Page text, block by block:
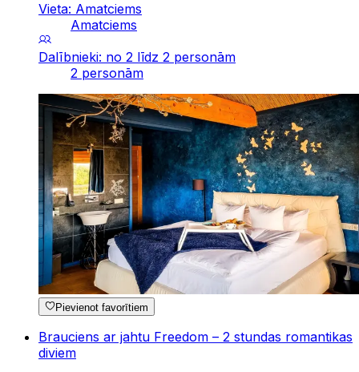
Vieta: Amatciems
Amatciems
Dalībnieki: no 2 līdz 2 personām
2 personām
Pievienot favorītiem
Brauciens ar jahtu Freedom – 2 stundas romantikas
diviem